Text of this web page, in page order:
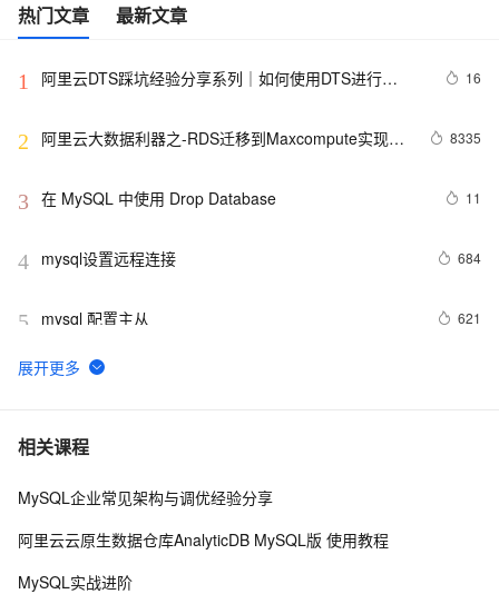
热门文章 最新文章
1
阿里云DTS踩坑经验分享系列｜如何使用DTS进行
16
2
阿里云大数据利器之-RDS迁移到Maxcompute实现动
8335
3 在 MySQL 中使用 Drop Database 11
4 mysql设置远程连接 684
5 mysql 配置主从 621
6 mysql 更改root密码
7 PostgreSQL\MySQL比较
8 Percona Server for MySQL 5.6.10-60.2发布
相关课程
MySQL企业常见架构与调优经验分享
阿里云云原生数据仓库AnalyticDB MySQL版 使用教程
MySQL实战进阶